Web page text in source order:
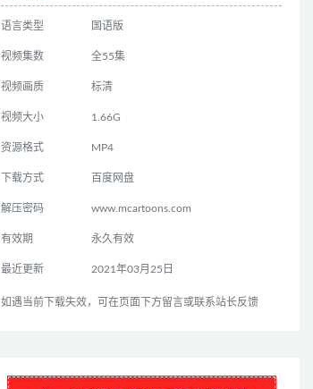
语言类型 国语版
视频集数 全55集
视频画质 标清
视频大小 1.66G
资源格式 MP4
下载方式 百度网盘
解压密码 www.mcartoons.com
有效期 永久有效
最近更新 2021年03月25日
如遇当前下载失效，可在页面下方留言或联系站长反馈